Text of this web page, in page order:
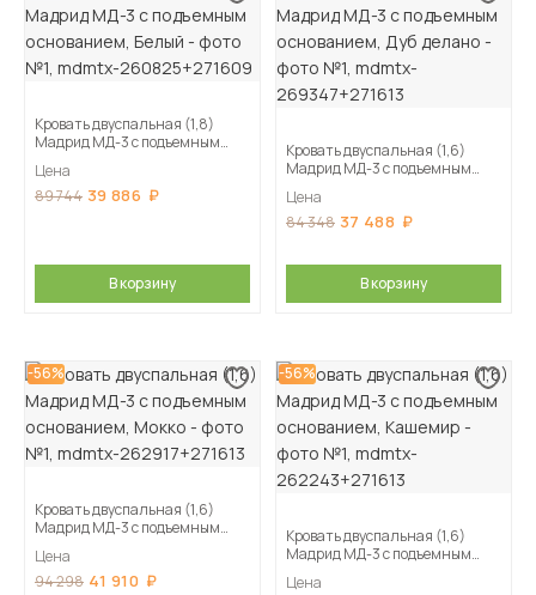
Кровать двуспальная (1,8)
Мадрид МД-3 с подъемным
Цена
89 744 39 886
В корзину
Кровать двуспальная (1,6)
Мадрид МД-3 с подъемным
Цена
84 348 37 488
В корзину
-56%
Кровать двуспальная (1,6)
Мадрид МД-3 с подъемным
Цена
94 298 41 910
-56%
Кровать двуспальная (1,6)
Мадрид МД-3 с подъемным
Цена